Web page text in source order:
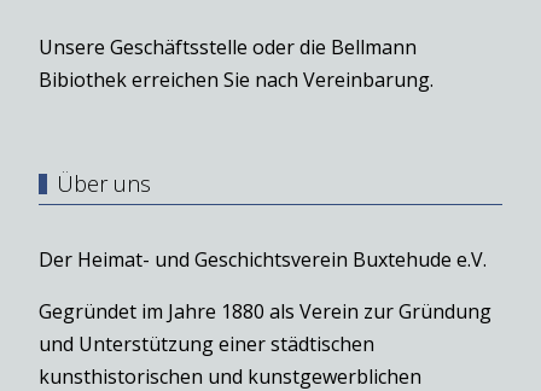
Unsere Geschäftsstelle oder die Bellmann
Bibiothek erreichen Sie nach Vereinbarung.
Über uns
Der Heimat- und Geschichtsverein Buxtehude e.V.
Gegründet im Jahre 1880 als Verein zur Gründung
und Unterstützung einer städtischen
kunsthistorischen und kunstgewerblichen